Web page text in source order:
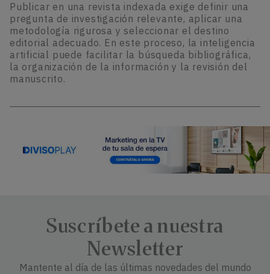
Publicar en una revista indexada exige definir una
pregunta de investigación relevante, aplicar una
metodología rigurosa y seleccionar el destino
editorial adecuado. En este proceso, la inteligencia
artificial puede facilitar la búsqueda bibliográfica,
la organización de la información y la revisión del
manuscrito.
Suscríbete a nuestra
Newsletter
Mantente al día de las últimas novedades del mundo